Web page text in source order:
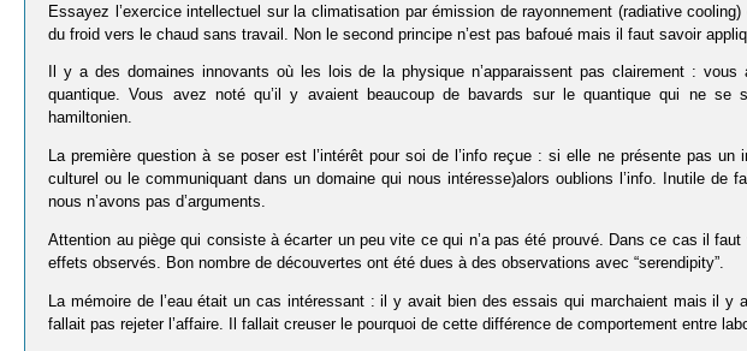
Essayez l’exercice intellectuel sur la climatisation par émission de rayonnement (radiative
du froid vers le chaud sans travail. Non le second principe n’est pas bafoué mais il faut savoir
Il y a des domaines innovants où les lois de la physique n’apparaissent pas clairement : vous
quantique. Vous avez noté qu’il y avaient beaucoup de bavards sur le quantique qui ne se
hamiltonien.
La première question à se poser est l’intérêt pour soi de l’info reçue : si elle ne présente pas un
culturel ou le communiquant dans un domaine qui nous intéresse)alors oublions l’info. Inutile de
nous n’avons pas d’arguments.
Attention au piège qui consiste à écarter un peu vite ce qui n’a pas été prouvé. Dans ce cas il
effets observés. Bon nombre de découvertes ont été dues à des observations avec “serendipity”.
La mémoire de l’eau était un cas intéressant : il y avait bien des essais qui marchaient mais il
fallait pas rejeter l’affaire. Il fallait creuser le pourquoi de cette différence de comportement entre